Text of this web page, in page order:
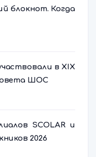
блокнот. Когда
в XIX
ШОС
SCOLAR и
2026